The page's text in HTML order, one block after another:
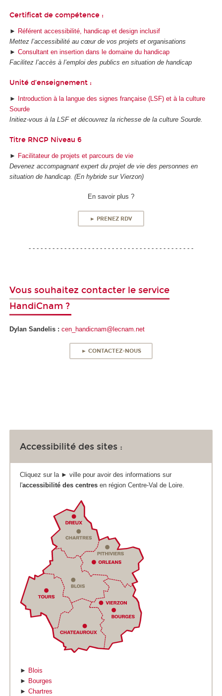
Certificat de compétence :
► Référent accessibilité, handicap et design inclusif
Mettez l’accessibilité au cœur de vos projets et organisations
► Consultant en insertion dans le domaine du handicap
Facilitez l’accès à l’emploi des publics en situation de handicap
Unité d’enseignement :
►
Introduction à la langue des signes française (LSF) et à la culture
Sourde
Initiez-vous à la LSF et découvrez la richesse de la culture Sourde.
Titre RNCP Niveau 6
► Facilitateur de projets et parcours de vie
Devenez accompagnant expert du projet de vie des personnes en
situation de handicap. (En hybride sur Vierzon)
En savoir plus ?
► PRENEZ RDV
- - - - - - - - - - - - - - - - - - - - - - - - - - - - - - - - - - - - - - - - - -
Vous souhaitez contacter le service
HandiCnam ?
Dylan Sandelis : cen_handicnam@lecnam.net
► CONTACTEZ-NOUS
Accessibilité des sites :
Cliquez sur la ► ville pour avoir des informations sur
l'accessibilité des centres en région Centre-Val de Loire.
► Blois
► Bourges
► Chartres